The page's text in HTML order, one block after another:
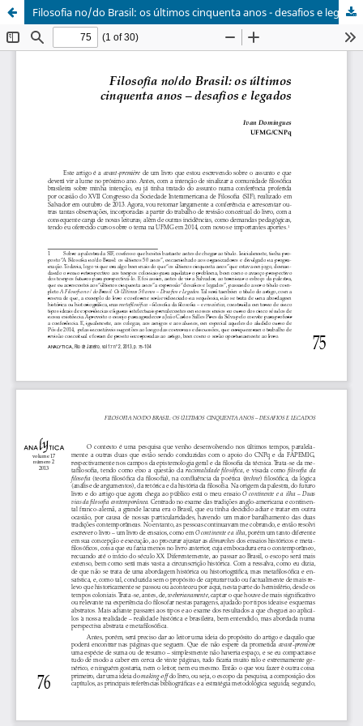
Filosofia no/do Brasil: os últimos cinquenta anos - desafios e legados